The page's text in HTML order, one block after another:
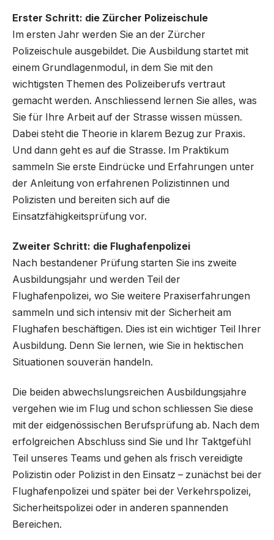
Erster Schritt: die Zürcher Polizeischule
Im ersten Jahr werden Sie an der Zürcher
Polizeischule ausgebildet. Die Ausbildung startet mit
einem Grundlagenmodul, in dem Sie mit den
wichtigsten Themen des Polizeiberufs vertraut
gemacht werden. Anschliessend lernen Sie alles, was
Sie für Ihre Arbeit auf der Strasse wissen müssen.
Dabei steht die Theorie in klarem Bezug zur Praxis.
Und dann geht es auf die Strasse. Im Praktikum
sammeln Sie erste Eindrücke und Erfahrungen unter
der Anleitung von erfahrenen Polizistinnen und
Polizisten und bereiten sich auf die
Einsatzfähigkeitsprüfung vor.
Zweiter Schritt: die Flughafenpolizei
Nach bestandener Prüfung starten Sie ins zweite
Ausbildungsjahr und werden Teil der
Flughafenpolizei, wo Sie weitere Praxiserfahrungen
sammeln und sich intensiv mit der Sicherheit am
Flughafen beschäftigen. Dies ist ein wichtiger Teil Ihrer
Ausbildung. Denn Sie lernen, wie Sie in hektischen
Situationen souverän handeln.
Die beiden abwechslungsreichen Ausbildungsjahre
vergehen wie im Flug und schon schliessen Sie diese
mit der eidgenössischen Berufsprüfung ab. Nach dem
erfolgreichen Abschluss sind Sie und Ihr Taktgefühl
Teil unseres Teams und gehen als frisch vereidigte
Polizistin oder Polizist in den Einsatz – zunächst bei der
Flughafenpolizei und später bei der Verkehrspolizei,
Sicherheitspolizei oder in anderen spannenden
Bereichen.